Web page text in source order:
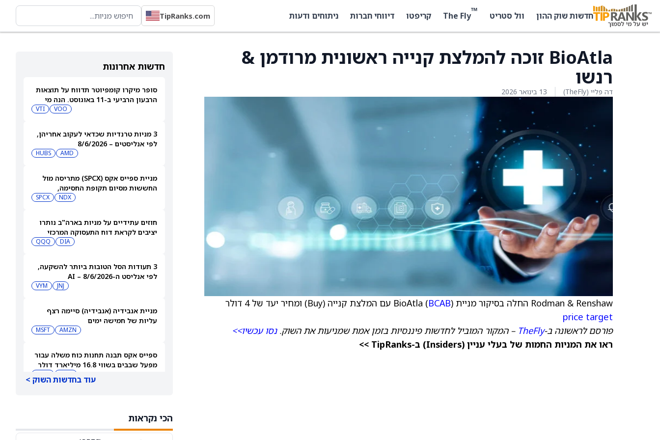
חדשות שוק ההון וול סטריט ™
The Fly קריפטו דיווחי חברות ניתוחים ודעות TipRanks.com
חדשות אחרונות
סופר מיקרו קומפיוטר תדווח על תוצאות
הרבעון הרביעי ב-11 באוגוסט. הנה מי
VOO
VTI
3 מניות טרנדיות שכדאי לעקוב אחריהן,
לפי אנליסטים – 8/6/2026
AMD
HUBS
מניית ספייס אקס (SPCX) מתריסה מול
החששות מסיום תקופת החסימה,
NDX
SPCX
חוזים עתידיים על מניות בארה"ב נותרו
יציבים לקראת דוח התעסוקה המרכזי
DIA
QQQ
3 תעודות הסל הטובות ביותר להשקעה,
לפי אנליסט ה-AI – 8/6/2026
JNJ
VYM
מניית אנבידיה (אנבידיה) סיימה רצף
עליות של חמישה ימים
AMZN
MSFT
ספייס אקס תבנה תחנות כוח משלה עבור
מפעל שבבים בשווי 16.8 מיליארד דולר
מהלך ה-AI inference שלה
עוד בחדשות השוק >
הכי נקראות
BioAtla זוכה להמלצת קנייה ראשונית מרודמן &
רנשו
דה פליי (TheFly) 13 בינואר 2026
Rodman & Renshaw החלה בסיקור מניית BioAtla ( BCAB) עם המלצת קנייה (Buy) ומחיר יעד של 4 דולר
price target
פורסם לראשונה ב-TheFly – המקור המוביל לחדשות פיננסיות בזמן אמת שמניעות את השוק.נסו עכשיו>>
ראו את המניות החמות של בעלי עניין (Insiders) ב-TipRanks >>